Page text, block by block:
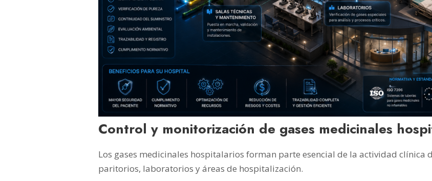
Control y monitorización de gases medicinales
Los gases medicinales hospitalarios forman parte esencial de la actividad clínica
paritorios, laboratorios y áreas de hospitalización.